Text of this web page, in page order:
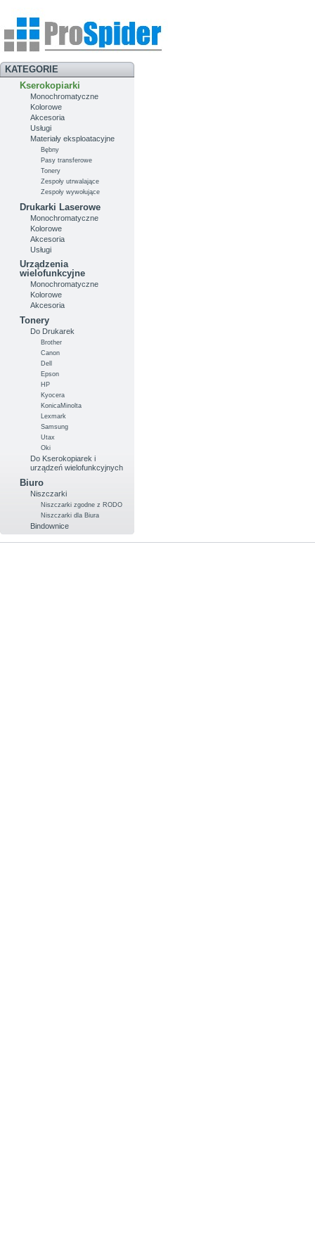
KATEGORIE
Kserokopiarki
Monochromatyczne
Kolorowe
Akcesoria
Usługi
Materiały eksploatacyjne
Bębny
Pasy transferowe
Tonery
Zespoły utrwalające
Zespoły wywołujące
Drukarki Laserowe
Monochromatyczne
Kolorowe
Akcesoria
Usługi
Urządzenia
wielofunkcyjne
Monochromatyczne
Kolorowe
Akcesoria
Tonery
Do Drukarek
Brother
Canon
Dell
Epson
HP
Kyocera
KonicaMinolta
Lexmark
Samsung
Utax
Oki
Do Kserokopiarek i
urządzeń wielofunkcyjnych
Biuro
Niszczarki
Niszczarki zgodne z RODO
Niszczarki dla Biura
Bindownice